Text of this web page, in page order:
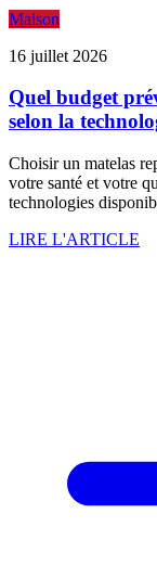
Maison
16 juillet 2026
Quel budget
selon la
Choisir un matelas
votre santé et votre
technologies
LIRE L'ARTICLE